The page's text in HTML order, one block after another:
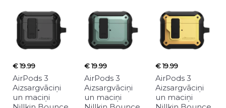
€ 19.99
AirPods 3
Aizsargvāciņi
un maciņi
€ 19.99
AirPods 3
Aizsargvāciņi
un maciņi
€ 19.99
AirPods 3
Aizsargvāciņi
un maciņi